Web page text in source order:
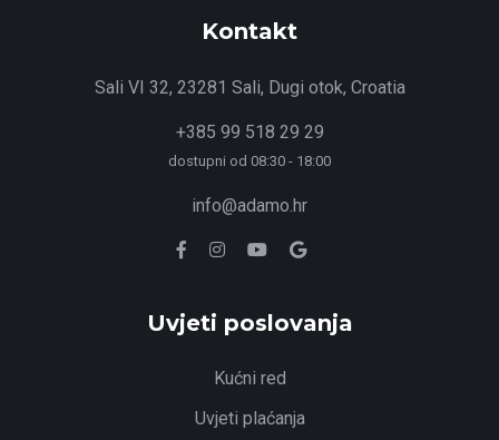
Kontakt
Sali VI 32, 23281 Sali, Dugi otok, Croatia
+385 99 518 29 29
dostupni od 08:30 - 18:00
info@adamo.hr
Uvjeti poslovanja
Kućni red
Uvjeti plaćanja